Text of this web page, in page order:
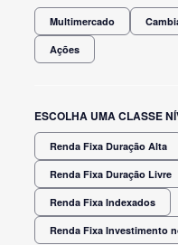
Multimercado
Ações
ESCOLHA UMA CLASSE
Renda Fixa Duração Alta
Renda Fixa Duração Livre
Renda Fixa Indexados
Renda Fixa Investimento